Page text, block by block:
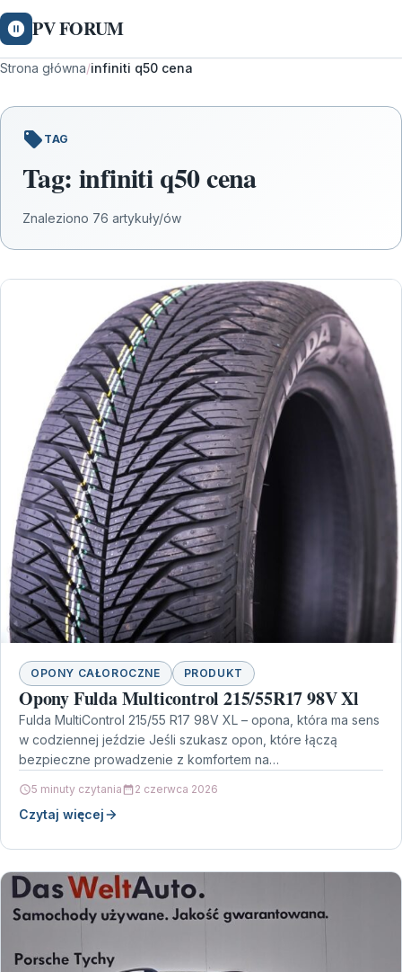
PV FORUM
Strona główna/infiniti q50 cena
TAG
Tag: infiniti q50 cena
Znaleziono 76 artykuły/ów
OPONY CAŁOROCZNE PRODUKT
Opony Fulda Multicontrol 215/55R17 98V Xl
Fulda MultiControl 215/55 R17 98V XL – opona, która ma sens
w codziennej jeździe Jeśli szukasz opon, które łączą
bezpieczne prowadzenie z komfortem na…
5 minuty czytania 2 czerwca 2026
Czytaj więcej